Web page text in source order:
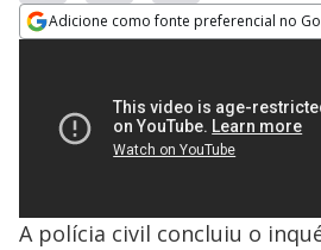
Adicione como fonte preferencial no
A polícia civil concluiu o